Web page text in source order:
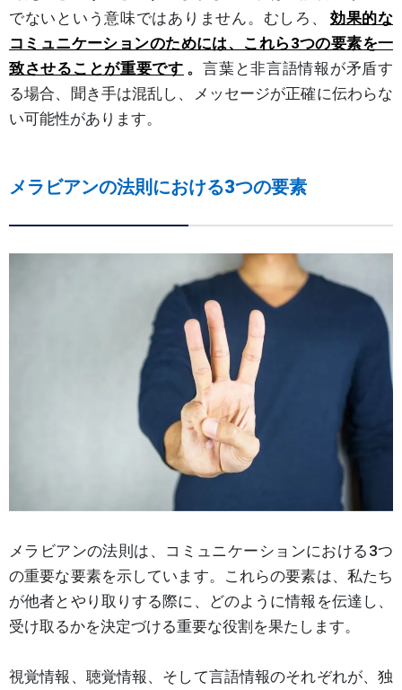
でないという意味ではありません。むしろ、
効果的な
コミュニケーションのためには、これら3つの要素を一
致させることが重要です 。言葉と非言語情報が矛盾す
る場合、聞き手は混乱し、メッセージが正確に伝わらな
い可能性があります。
メラビアンの法則における3つの要素
メラビアンの法則は、コミュニケーションにおける3つ
の重要な要素を示しています。これらの要素は、私たち
が他者とやり取りする際に、どのように情報を伝達し、
受け取るかを決定づける重要な役割を果たします。
視覚情報、聴覚情報、そして言語情報のそれぞれが、独